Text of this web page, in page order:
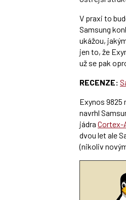
V praxi to
Samsung
ukážou,
jen to, že
už se pak
RECENZE:
Exynos 9825
navrhl
jádra Cortex-
dvou let ale
(nikoliv